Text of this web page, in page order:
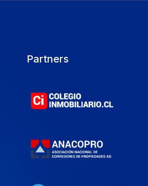
Partners